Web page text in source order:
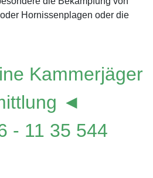
Hornissenplagen oder die
Kammerjäger
◄
- 11 35 544